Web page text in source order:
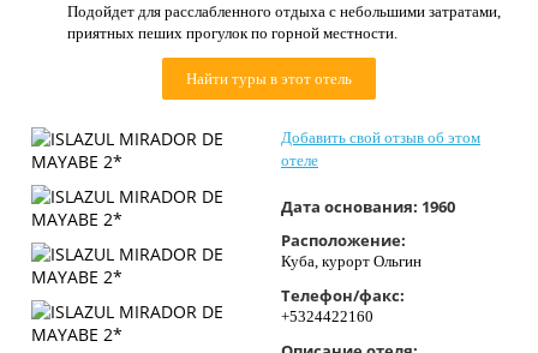
О нас
Подойдет для расслабленного отдыха с небольшими затратами,
приятных пеших прогулок по горной местности.
Найти туры в этот отель
Добавить свой отзыв об этом
отеле
Дата основания: 1960
Расположение:
Куба, курорт Ольгин
Телефон/факс:
+5324422160